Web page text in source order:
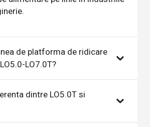
de platforma de ridicare
LO7.0T?
dintre LO5.0T si